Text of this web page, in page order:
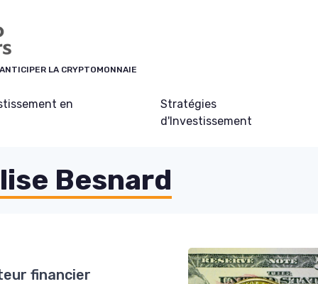
LA CRYPTOMONNAIE
en
Stratégies
d'Investissement
Besnard
financier